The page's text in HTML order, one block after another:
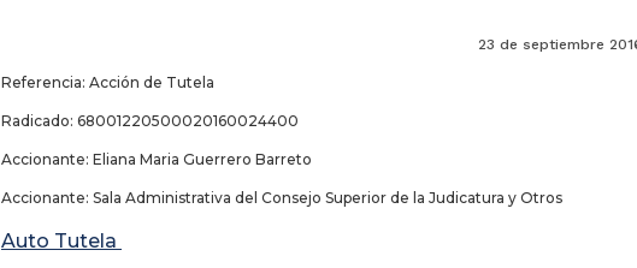
23 de septiembre
Referencia: Acción de Tutela
Radicado: 68001220500020160024400
Accionante: Eliana Maria Guerrero Barreto
Accionante: Sala Administrativa del Consejo Superior de la Judicatura y Otros
Auto Tutela